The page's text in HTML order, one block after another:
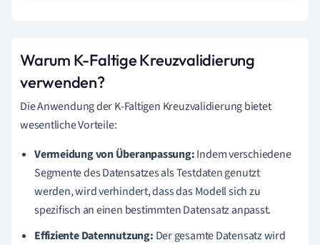
Warum K-Faltige Kreuzvalidierung
verwenden?
Die Anwendung der K-Faltigen Kreuzvalidierung bietet
wesentliche Vorteile:
Vermeidung von Überanpassung:Indem verschiedene
Segmente des Datensatzes als Testdaten genutzt
werden, wird verhindert, dass das Modell sich zu
spezifisch an einen bestimmten Datensatz anpasst.
Effiziente Datennutzung: Der gesamte Datensatz wird